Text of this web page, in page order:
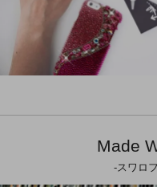
Made
-スワロ